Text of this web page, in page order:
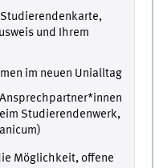
und Ihrem
im neuen Unialltag
Studierendenwerk,
Möglichkeit, offene